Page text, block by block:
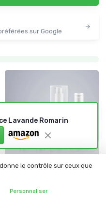
sur Google
LAMPERIER : Des cadeaux
Lavande Romarin
le contrôle sur ceux que
Personnaliser